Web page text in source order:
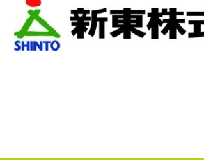
当初夕方４時頃終了予定が、家
瓦まで使って瓦を差し替えても
くなるまで頑張っていただき頭の